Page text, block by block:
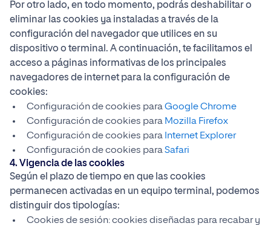
Por otro lado, en todo momento, podrás deshabilitar o
eliminar las cookies ya instaladas a través de la
configuración del navegador que utilices en su
dispositivo o terminal. A continuación, te facilitamos el
acceso a páginas informativas de los principales
navegadores de internet para la configuración de
cookies:
Configuración de cookies paraGoogle Chrome
Configuración de cookies para Mozilla Firefox
Configuración de cookies para Internet Explorer
Configuración de cookies paraSafari
4. Vigencia de las cookies
Según el plazo de tiempo en que las cookies
permanecen activadas en un equipo terminal, podemos
distinguir dos tipologías:
Cookies de sesión: cookies diseñadas para recabar y